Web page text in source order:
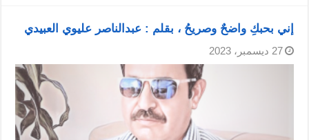
إني بحبكِ واضحٌ وصريحُ ، بقلم : عبدالناصر عليوي العبيدي
27 ديسمبر، 2023